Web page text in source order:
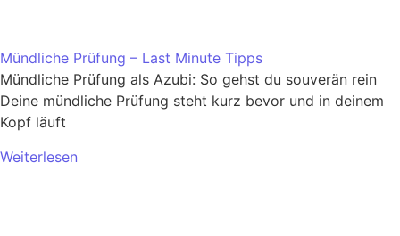
Mündliche Prüfung – Last Minute Tipps
Mündliche Prüfung als Azubi: So gehst du souverän rein
Deine mündliche Prüfung steht kurz bevor und in deinem
Kopf läuft
Weiterlesen